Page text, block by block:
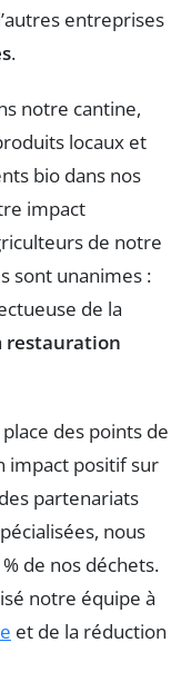
entreprises
.
notre cantine,
locaux et
bio dans nos
impact
de notre
sont unanimes :
de la
restauration
des points de
impact positif sur
partenariats
nous
de nos déchets.
notre équipe à
et de la réduction